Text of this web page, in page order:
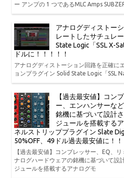
ー アンプの 1 つであるMLC Amps
アナログディストー
レートしたサチュレ
State Logic「SSL X-
ドルに！！！！！
アナログディストーション回路を正確に
ョンプラグイン Solid State Logic「SSL
【過去最安値】コン
ー、エンハンサーな
銘機に基づいて設計
ジュールを搭載する
ネルストリッププラグイン Slate
50%OFF、49ドル過去最安値に！！
【過去最安値】コンプレッサー、EQ、
ナログハードウェアの銘機に基づいて設
ジュールを搭載するアナログモ